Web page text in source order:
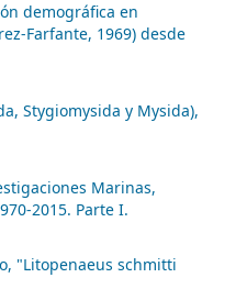
demográfica en
Farfante, 1969) desde
Stygiomysida y Mysida),
Marinas,
2015. Parte I.
"Litopenaeus schmitti